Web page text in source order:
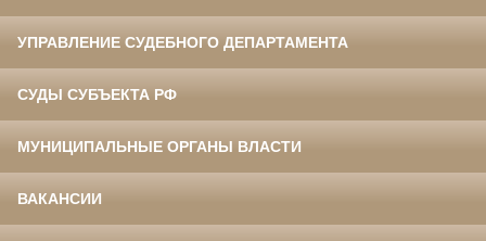
УПРАВЛЕНИЕ СУДЕБНОГО ДЕПАРТАМЕНТА
СУДЫ СУБЪЕКТА РФ
МУНИЦИПАЛЬНЫЕ ОРГАНЫ ВЛАСТИ
ВАКАНСИИ